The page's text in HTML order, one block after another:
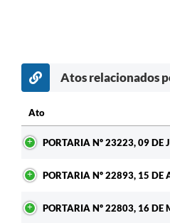
Atos relacionados
Ato
PORTARIA Nº 23223, 09 DE
PORTARIA Nº 22893, 15 DE
PORTARIA Nº 22803, 16 DE